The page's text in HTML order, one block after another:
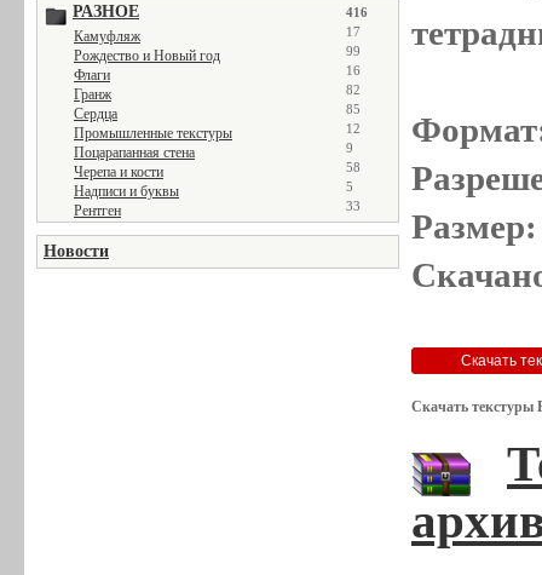
РАЗНОЕ 416
Камуфляж 17
Рождество и Новый год 99
Флаги 16
Гранж 82
Сердца 85
Промышленные текстуры 12
Поцарапанная стена 9
Черепа и кости 58
Надписи и буквы 5
Рентген 33
Новости
Скачать текстуры